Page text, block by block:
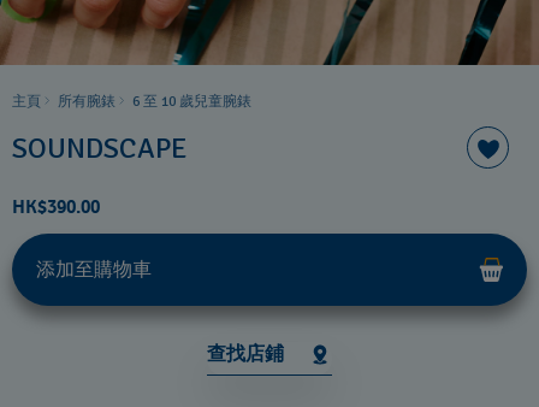
主頁 所有腕錶 6 至 10 歲兒童腕錶
SOUNDSCAPE
HK$390.00
添加至購物車
查找店鋪